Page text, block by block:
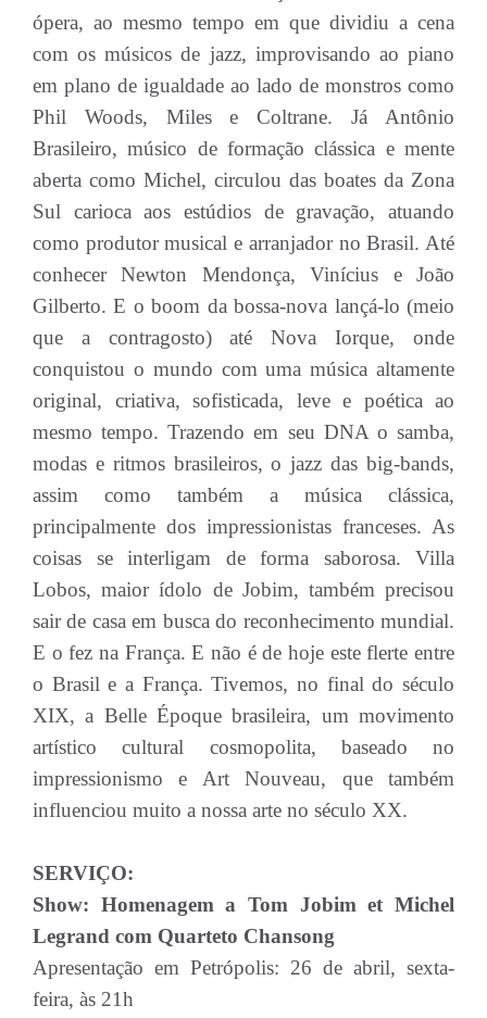
ópera, ao mesmo tempo em que dividiu a cena
com os músicos de jazz, improvisando ao piano
em plano de igualdade ao lado de monstros como
Phil Woods, Miles e Coltrane. Já Antônio
Brasileiro, músico de formação clássica e mente
aberta como Michel, circulou das boates da Zona
Sul carioca aos estúdios de gravação, atuando
como produtor musical e arranjador no Brasil. Até
conhecer Newton Mendonça, Vinícius e João
Gilberto. E o boom da bossa-nova lançá-lo (meio
que a contragosto) até Nova Iorque, onde
conquistou o mundo com uma música altamente
original, criativa, sofisticada, leve e poética ao
mesmo tempo. Trazendo em seu DNA o samba,
modas e ritmos brasileiros, o jazz das big-bands,
assim como também a música clássica,
principalmente dos impressionistas franceses. As
coisas se interligam de forma saborosa. Villa
Lobos, maior ídolo de Jobim, também precisou
sair de casa em busca do reconhecimento mundial.
E o fez na França. E não é de hoje este flerte entre
o Brasil e a França. Tivemos, no final do século
XIX, a Belle Époque brasileira, um movimento
artístico cultural cosmopolita, baseado no
impressionismo e Art Nouveau, que também
influenciou muito a nossa arte no século XX.
SERVIÇO:
Show: Homenagem a Tom Jobim et Michel
Legrand com Quarteto Chansong
Apresentação em Petrópolis: 26 de abril, sexta-
feira, às 21h